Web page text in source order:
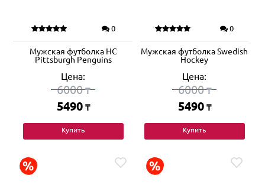
0
Мужская футболка HC
Pittsburgh Penguins
Цена:
6000₸
5490 ₸
Купить
0
Мужская футболка Swedish
Hockey
Цена:
6000₸
5490 ₸
Купить